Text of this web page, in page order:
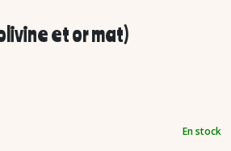
et or mat)
En stock